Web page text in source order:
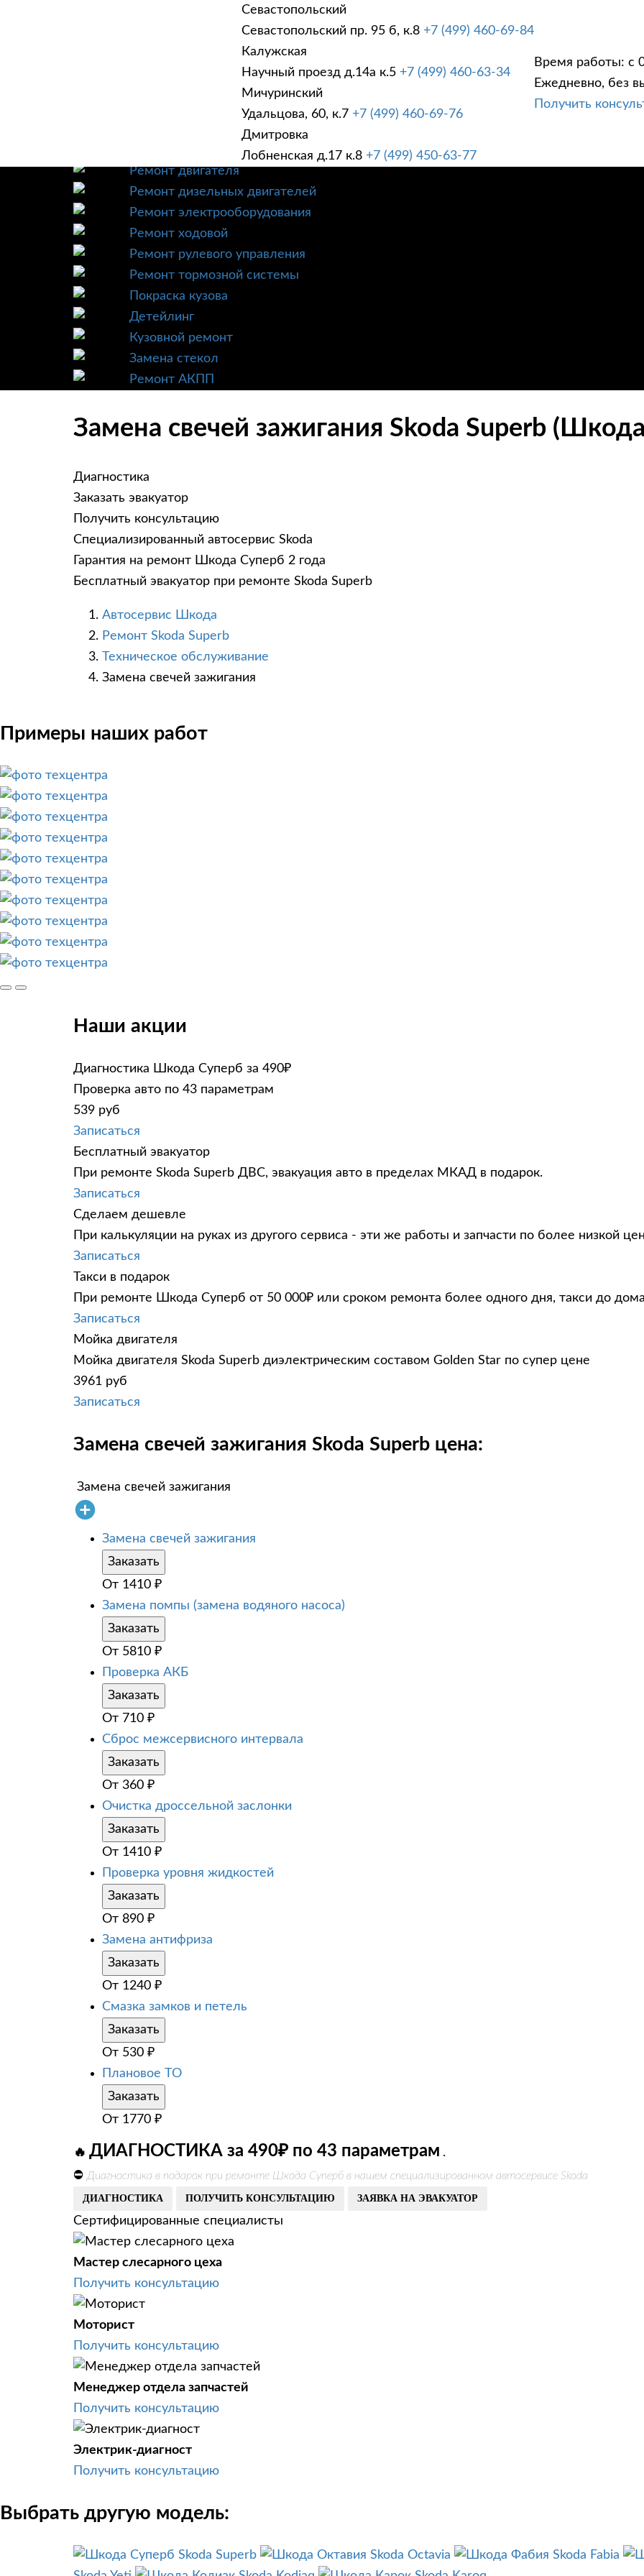
Севастопольский
Севастопольский пр. 95 б, к.8 +7 (499) 460-69-84
Калужская
Научный проезд д.14а к.5 +7 (499) 460-63-34
Мичуринский
Удальцова, 60, к.7 +7 (499) 460-69-76
Дмитровка
Лобненская д.17 к.8 +7 (499) 450-63-77
Время работы: с
Ежедневно, без
Получить
УСЛУГИ
Техническое обслуживание
Ремонт трансмиссии
Ремонт двигателя
Ремонт дизельных двигателей
Ремонт электрооборудования
Ремонт ходовой
Ремонт рулевого управления
Ремонт тормозной системы
Покраска кузова
Детейлинг
Кузовной ремонт
Замена стекол
Ремонт АКПП
Замена свечей зажигания Skoda Superb
Диагностика
Заказать эвакуатор
Получить консультацию
Специализированный автосервис Skoda
Гарантия на ремонт Шкода Суперб 2 года
Бесплатный эвакуатор при ремонте Skoda Superb
Автосервис Шкода
Ремонт Skoda Superb
Техническое обслуживание
Замена свечей зажигания
Примеры наших работ
Наши акции
Диагностика Шкода Суперб за 490₽
Проверка авто по 43 параметрам
539 руб
Записаться
Бесплатный эвакуатор
При ремонте Skoda Superb ДВС, эвакуация авто в пределах МКАД в подарок.
Записаться
Сделаем дешевле
При калькуляции на руках из другого сервиса - эти же работы и запчасти по более низкой
Записаться
Такси в подарок
При ремонте Шкода Суперб от 50 000₽ или сроком ремонта более одного дня, такси до
Записаться
Мойка двигателя
Мойка двигателя Skoda Superb диэлектрическим составом Golden Star по супер цене
3961 руб
Записаться
Замена свечей зажигания Skoda Superb цена:
Замена свечей зажигания
Замена свечей зажигания
Заказать
От 1410 ₽
Замена помпы (замена водяного насоса)
Заказать
От 5810 ₽
Проверка АКБ
Заказать
От 710 ₽
Сброс межсервисного интервала
Заказать
От 360 ₽
Очистка дроссельной заслонки
Заказать
От 1410 ₽
Проверка уровня жидкостей
Заказать
От 890 ₽
Замена антифриза
Заказать
От 1240 ₽
Смазка замков и петель
Заказать
От 530 ₽
Плановое ТО
Заказать
От 1770 ₽
🔥 ДИАГНОСТИКА за 490₽ по 43 параметрам .
⛔ Диагностика в подарок при ремонте Шкода Суперб в нашем специализированном автосервисе Skoda
ДИАГНОСТИКА ПОЛУЧИТЬ КОНСУЛЬТАЦИЮ ЗАЯВКА НА ЭВАКУАТОР
Сертифицированные специалисты
Мастер слесарного цеха
Получить консультацию
Моторист
Получить консультацию
Менеджер отдела запчастей
Получить консультацию
Электрик-диагност
Получить консультацию
Выбрать другую модель:
Skoda Superb Skoda Octavia
Skoda Fabia